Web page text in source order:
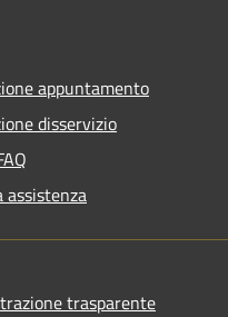
appuntamento
disservizio
assistenza
trasparente